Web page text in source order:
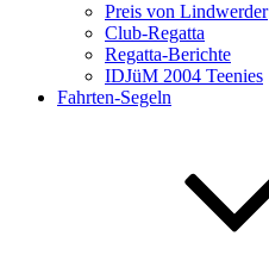
Preis von Lindwerder
Club-Regatta
Regatta-Berichte
IDJüM 2004 Teenies
Fahrten-Segeln